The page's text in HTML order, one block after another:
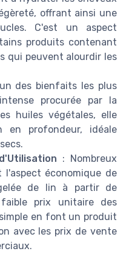
offrant ainsi une
C'est un aspect
produits contenant
qui peuvent alourdir les
des bienfaits les plus
procurée par la
huiles végétales, elle
en profondeur, idéale
: Nombreux
économique de
de lin à partir de
prix unitaire des
en font un produit
avec les prix de vente